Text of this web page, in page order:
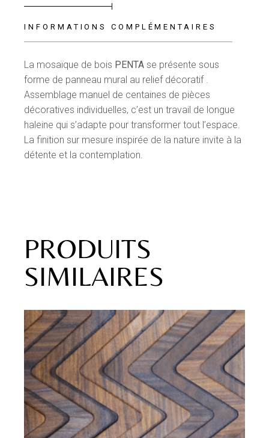
INFORMATIONS COMPLÉMENTAIRES
La mosaïque de bois PENTA se présente sous
forme de panneau mural au relief décoratif .
Assemblage manuel de centaines de pièces
décoratives individuelles, c’est un travail de longue
haleine qui s’adapte pour transformer tout l’espace.
La finition sur mesure inspirée de la nature invite à la
détente et la contemplation.
PRODUITS
SIMILAIRES